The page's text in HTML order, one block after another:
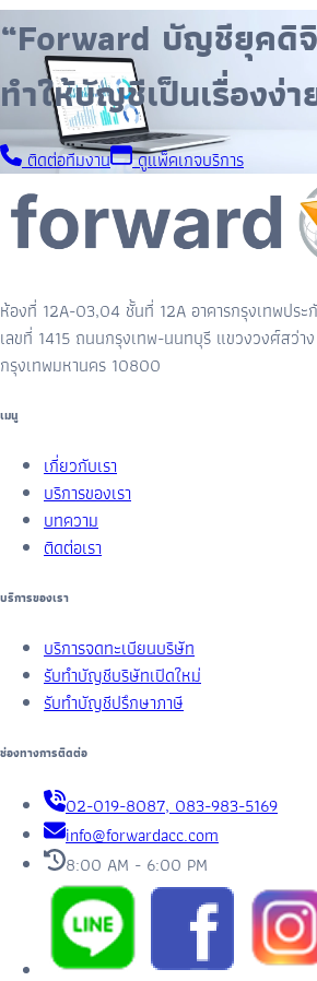
“Forward บัญชียุคดิ
ทำให้บัญชีเป็นเรื่องง่า
ติดต่อทีมงาน ดูแพ็คเกจบริการ
ห้องที่ 12A-03,04 ชั้นที่ 12A อาคารกรุงเทพประ
เลขที่ 1415 ถนนกรุงเทพ-นนทบุรี แขวงวงศ์สว่า
กรุงเทพมหานคร 10800
เมนู
เกี่ยวกับเรา
บริการของเรา
บทความ
ติดต่อเรา
บริการของเรา
บริการจดทะเบียนบริษัท
รับทำบัญชีบริษัทเปิดใหม่
รับทำบัญชีปรึกษาภาษี
ช่องทางการติดต่อ
02-019-8087, 083-983-5169
info@forwardacc.com
8:00 AM - 6:00 PM